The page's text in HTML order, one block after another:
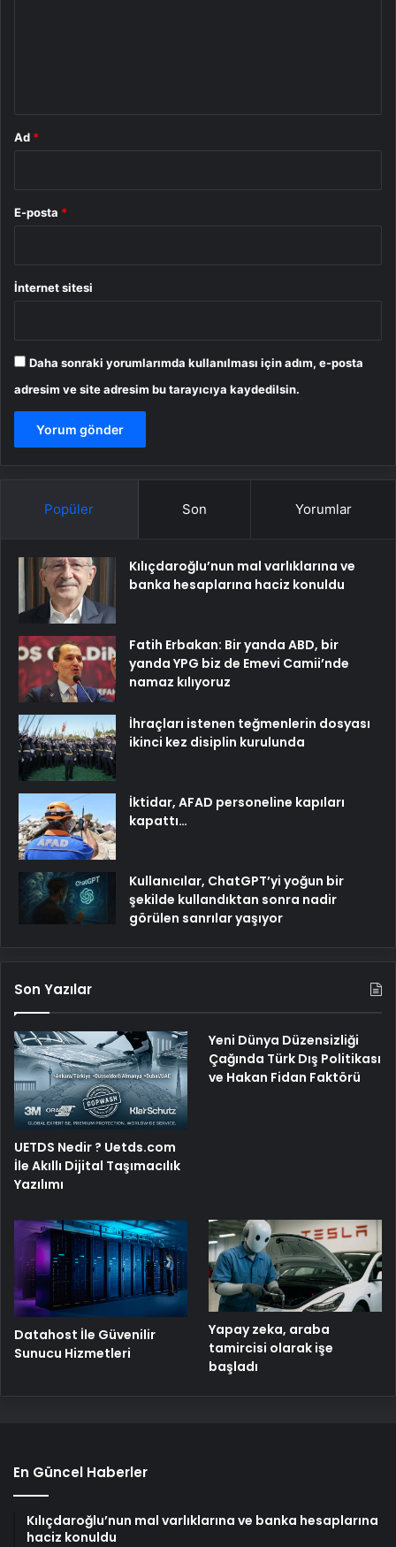
Ad *
E-posta *
İnternet sitesi
Daha sonraki yorumlarımda kullanılması için adım, e-posta
adresim ve site adresim bu tarayıcıya kaydedilsin.
Popüler Son Yorumlar
Kılıçdaroğlu’nun mal varlıklarına ve
banka hesaplarına haciz konuldu
Fatih Erbakan: Bir yanda ABD, bir
yanda YPG biz de Emevi Camii’nde
namaz kılıyoruz
İhraçları istenen teğmenlerin dosyası
ikinci kez disiplin kurulunda
İktidar, AFAD personeline kapıları
kapattı…
Kullanıcılar, ChatGPT’yi yoğun bir
şekilde kullandıktan sonra nadir
görülen sanrılar yaşıyor
Son Yazılar
UETDS Nedir ? Uetds.com
İle Akıllı Dijital Taşımacılık
Yazılımı
Yeni Dünya Düzensizliği
Çağında Türk Dış Politikası
ve Hakan Fidan Faktörü
Datahost İle Güvenilir
Sunucu Hizmetleri
Yapay zeka, araba
tamircisi olarak işe
başladı
En Güncel Haberler
Kılıçdaroğlu’nun mal varlıklarına ve banka hesaplarına
haciz konuldu